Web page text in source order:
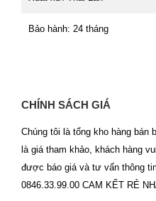
Bảo hành: 24 tháng
CHÍNH SÁCH GIÁ
Chúng tôi là tổng kho hàng bán
là giá tham khảo, khách hàng
được báo giá và tư vấn thông
0846.33.99.00 CAM KẾT RẺ